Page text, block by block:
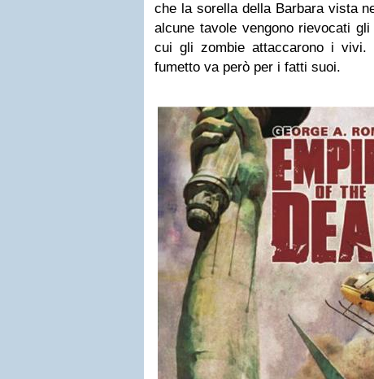
che la sorella della Barbara vista
alcune tavole vengono rievocati
cui gli zombie attaccarono i
fumetto va però per i fatti suoi.